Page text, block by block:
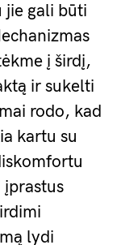
jie gali būti
į širdį,
ir sukelti
rodo, kad
kartu su
lydi